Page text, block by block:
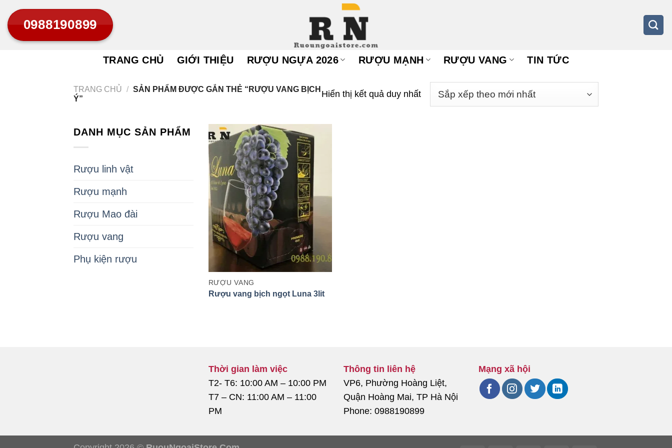
qua
nội
0988190899
TRANG CHỦ GIỚI THIỆU RƯỢU NGỰA 2026 RƯỢU MẠNH RƯỢU VANG TIN TỨC
TRANG CHỦ / SẢN PHẨM ĐƯỢC GẮN THẺ “RƯỢU VANG BỊCH
Ý”
Hiển thị kết quả duy nhất
DANH MỤC SẢN PHẨM
Rượu linh vật
Rượu mạnh
Rượu Mao đài
Rượu vang
Phụ kiện rượu
RƯỢU VANG
Rượu vang bịch ngọt Luna 3lit
Thời gian làm việc
T2- T6: 10:00 AM – 10:00 PM
T7 – CN: 11:00 AM – 11:00
PM
Thông tin liên hệ
VP6, Phường Hoàng Liệt,
Quận Hoàng Mai, TP Hà Nội
Phone: 0988190899
Mạng xã hội